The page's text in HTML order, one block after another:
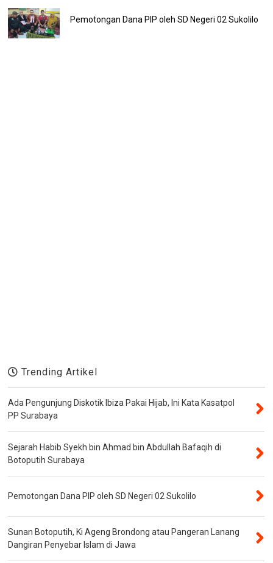
Pemotongan Dana PIP oleh SD Negeri 02 Sukolilo
Trending Artikel
Ada Pengunjung Diskotik Ibiza Pakai Hijab, Ini Kata Kasatpol
PP Surabaya
Sejarah Habib Syekh bin Ahmad bin Abdullah Bafaqih di
Botoputih Surabaya
Pemotongan Dana PIP oleh SD Negeri 02 Sukolilo
Sunan Botoputih, Ki Ageng Brondong atau Pangeran Lanang
Dangiran Penyebar Islam di Jawa